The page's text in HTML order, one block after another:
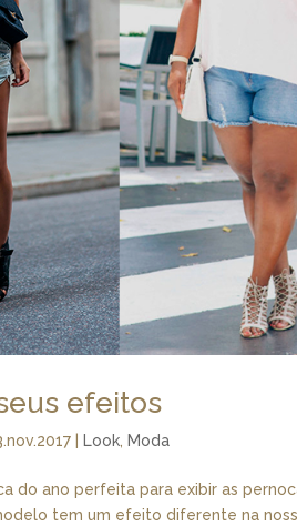
efeitos
Look, Moda
do ano perfeita para exibir as
tem um efeito diferente na